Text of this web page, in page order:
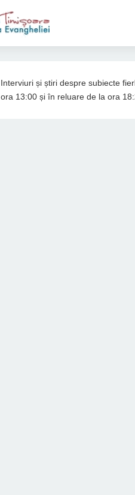
Interviuri și știri despre subiecte
ora 13:00 și în reluare de la ora